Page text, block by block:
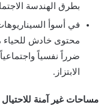
بطرق الهندسة
في أسوأ
محتوى خادش
ضرراً نفسياً
الابتزاز.
مساحات غير آمنة للاحتيال